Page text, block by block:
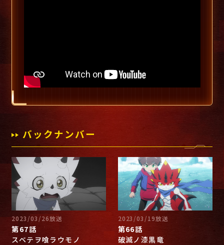
バックナンバー
2023/03/26放送
第67話
スベテヲ喰ラウモノ
2023/03/19放送
第66話
破滅ノ漆黒竜